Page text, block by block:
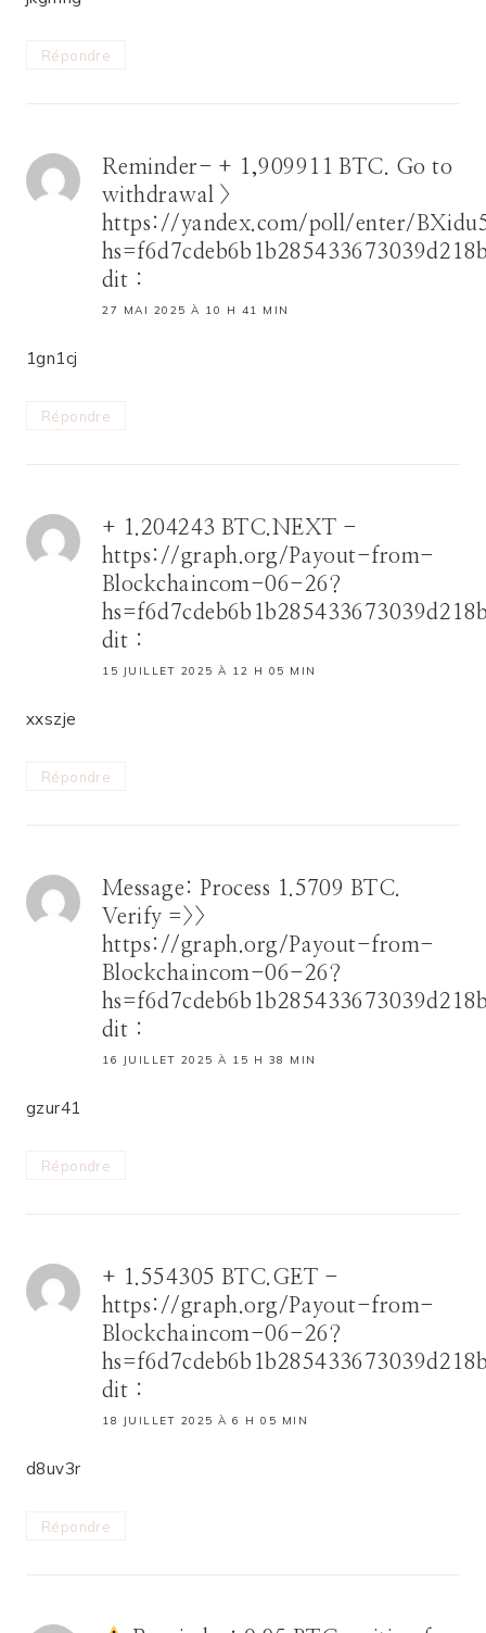
Répondre
Reminder- + 1,909911 BTC. Go to
withdrawal >
https://yandex.com/poll/enter/
dit :
27 MAI 2025 À 10 H 41 MIN
1gn1cj
Répondre
+ 1.204243 BTC.NEXT -
https://graph.org/Payout-from-
Blockchaincom-06-26?
dit :
15 JUILLET 2025 À 12 H 05 MIN
xxszje
Répondre
Message: Process 1.5709 BTC.
Verify =>>
https://graph.org/Payout-from-
Blockchaincom-06-26?
dit :
16 JUILLET 2025 À 15 H 38 MIN
gzur41
Répondre
+ 1.554305 BTC.GET -
https://graph.org/Payout-from-
Blockchaincom-06-26?
dit :
18 JUILLET 2025 À 6 H 05 MIN
d8uv3r
Répondre